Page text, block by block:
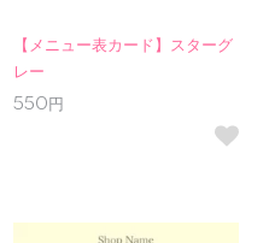
【メニュー表カード】スターグ
レー
550円